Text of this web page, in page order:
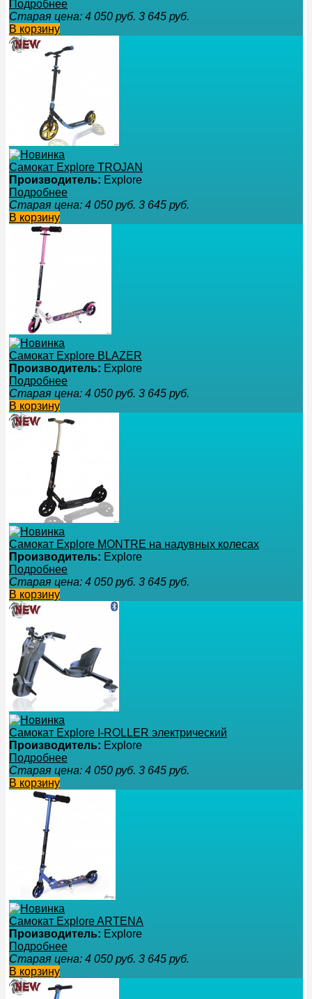
Подробнее
Старая цена: 4 050 руб. 3 645 руб.
В корзину
Самокат Explore TROJAN
Производитель: Explore
Подробнее
Старая цена: 4 050 руб. 3 645 руб.
В корзину
Самокат Explore BLAZER
Производитель: Explore
Подробнее
Старая цена: 4 050 руб. 3 645 руб.
В корзину
Самокат Explore MONTRE на надувных колесах
Производитель: Explore
Подробнее
Старая цена: 4 050 руб. 3 645 руб.
В корзину
Самокат Explore I-ROLLER электрический
Производитель: Explore
Подробнее
Старая цена: 4 050 руб. 3 645 руб.
В корзину
Самокат Explore ARTENA
Производитель: Explore
Подробнее
Старая цена: 4 050 руб. 3 645 руб.
В корзину